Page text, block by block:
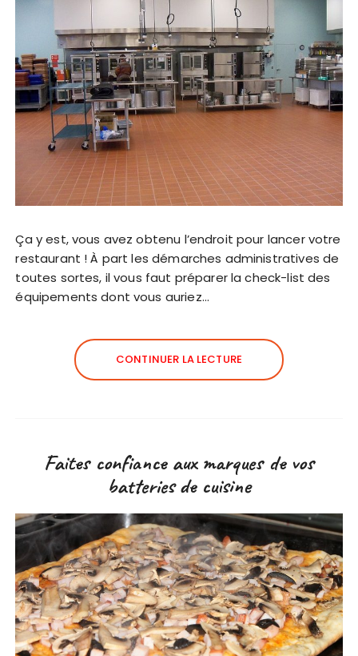
Ça y est, vous avez obtenu l’endroit pour lancer votre
restaurant ! À part les démarches administratives de
toutes sortes, il vous faut préparer la check-list des
équipements dont vous auriez…
CONTINUER LA LECTURE
Faites confiance aux marques de vos
batteries de cuisine